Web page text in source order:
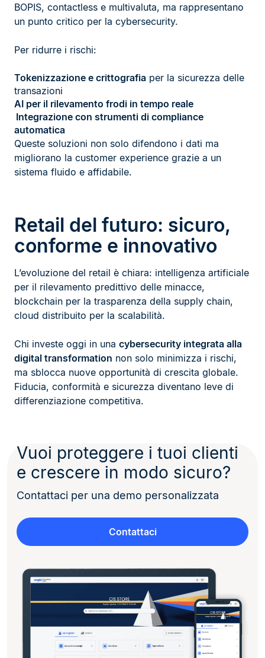
BOPIS, contactless e multivaluta, ma rappresentano
un punto critico per la cybersecurity.
Per ridurre i rischi:
Tokenizzazione e crittografia per la sicurezza delle
transazioni
AI per il rilevamento frodi in tempo reale
Integrazione con strumenti di compliance
automatica
Queste soluzioni non solo difendono i dati ma
migliorano la customer experience grazie a un
sistema fluido e affidabile.
Retail del futuro: sicuro,
conforme e innovativo
L’evoluzione del retail è chiara: intelligenza artificiale
per il rilevamento predittivo delle minacce,
blockchain per la trasparenza della supply chain,
cloud distribuito per la scalabilità.
Chi investe oggi in una cybersecurity integrata alla
digital transformation non solo minimizza i rischi,
ma sblocca nuove opportunità di crescita globale.
Fiducia, conformità e sicurezza diventano leve di
differenziazione competitiva.
Vuoi proteggere i tuoi clienti
e crescere in modo sicuro?
Contattaci per una demo personalizzata
Contattaci